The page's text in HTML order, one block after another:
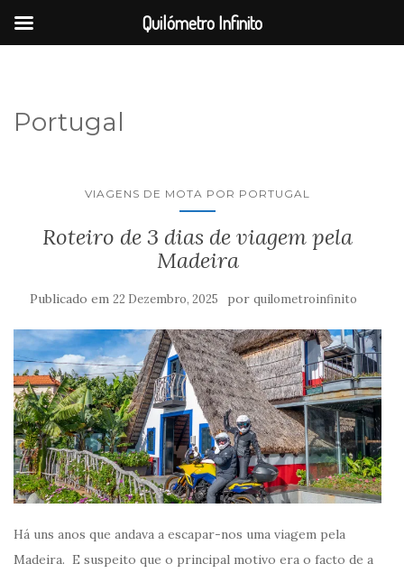
Portugal
VIAGENS DE MOTA POR PORTUGAL
Roteiro de 3 dias de viagem pela
Madeira
Publicado em 22 Dezembro, 2025 por quilometroinfinito
Há uns anos que andava a escapar-nos uma viagem pela
Madeira. E suspeito que o principal motivo era o facto de a
Quilómetro Infinito